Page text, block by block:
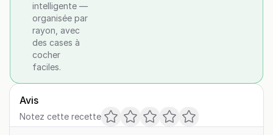
intelligente —
organisée par
rayon, avec
des cases à
cocher
faciles.
Avis
Notez cette recette